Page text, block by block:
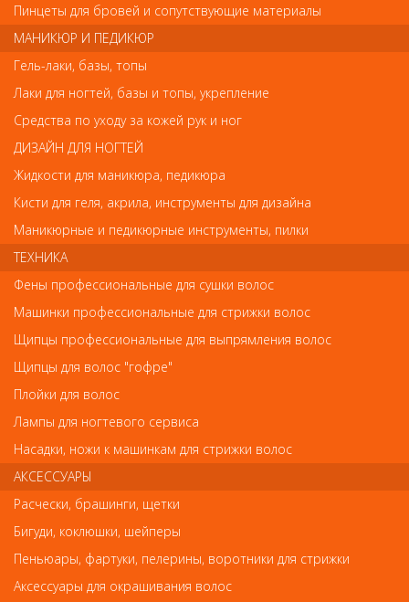
Антибактериальные нанотехнолонии на основе серебра.
Отзывы
Напишите свой отзыв
Код
Обратите внимание
Внешний вид товара «Щипцы для выпрямления волос GaMa c
терморегулятором CP3ME HP» может отличаться от фотографий
на сайте. Несовпадение внешнего вида и комплектности
является показателем ненадлежащего качества товара.
Пинцеты для бровей и сопутствующие материалы
МАНИКЮР И ПЕДИКЮР
Гель-лаки, базы, топы
Лаки для ногтей, базы и топы, укрепление
Средства по уходу за кожей рук и ног
ДИЗАЙН ДЛЯ НОГТЕЙ
Жидкости для маникюра, педикюра
Кисти для геля, акрила, инструменты для дизайна
Маникюрные и педикюрные инструменты, пилки
ТЕХНИКА
Фены профессиональные для сушки волос
Машинки профессиональные для стрижки волос
Щипцы профессиональные для выпрямления волос
Щипцы для волос "гофре"
Плойки для волос
Лампы для ногтевого сервиса
Насадки, ножи к машинкам для стрижки волос
АКСЕССУАРЫ
Расчески, брашинги, щетки
Бигуди, коклюшки, шейперы
Пеньюары, фартуки, пелерины, воротники для стрижки
Аксессуары для окрашивания волос